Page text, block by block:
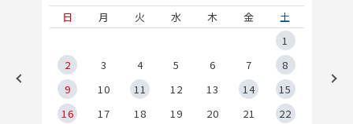
日
月 火 水 木 金
土
1
2
3 4 5 6 7
8
9
10 11 12 13 14
15
16
17 18 19 20 21
22